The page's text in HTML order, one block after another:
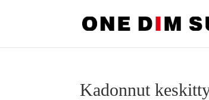
Ka­don­nut